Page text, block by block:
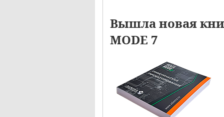
Вышла новая
MODE 7